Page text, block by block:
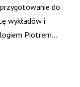
do
wykładów i
Piotrem…